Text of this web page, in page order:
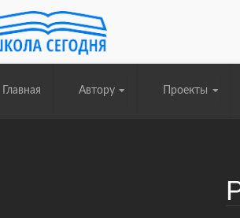
Главная Автору Проекты